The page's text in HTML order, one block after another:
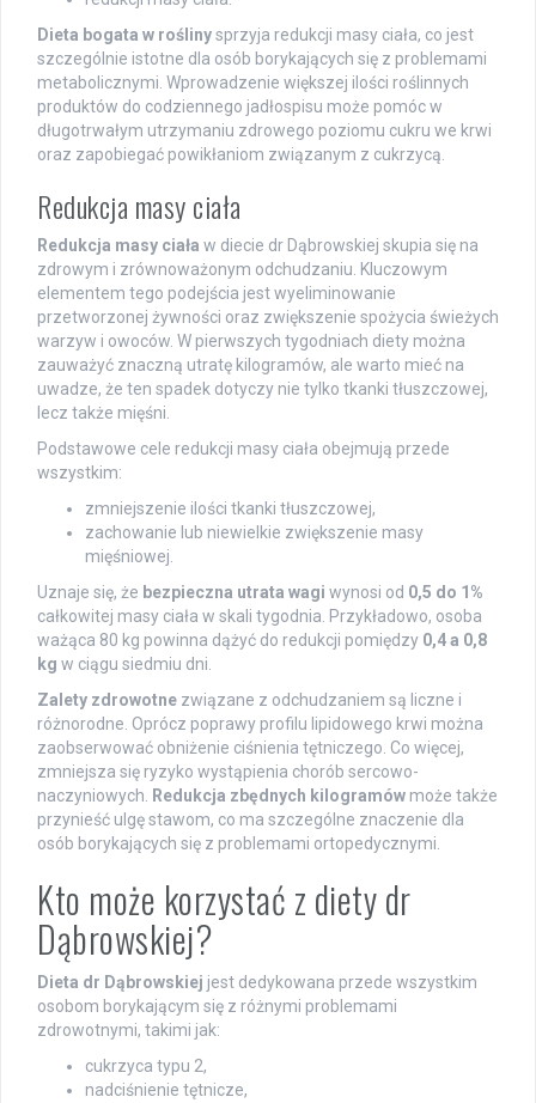
Dieta bogata w roślinysprzyja redukcji masy ciała, co jest
szczególnie istotne dla osób borykających się z problemami
metabolicznymi. Wprowadzenie większej ilości roślinnych
produktów do codziennego jadłospisu może pomóc w
długotrwałym utrzymaniu zdrowego poziomu cukru we krwi
oraz zapobiegać powikłaniom związanym z cukrzycą.
Redukcja masy ciała
Redukcja masy ciała w diecie dr Dąbrowskiej skupia się na
zdrowym i zrównoważonym odchudzaniu. Kluczowym
elementem tego podejścia jest wyeliminowanie
przetworzonej żywności oraz zwiększenie spożycia świeżych
warzyw i owoców. W pierwszych tygodniach diety można
zauważyć znaczną utratę kilogramów, ale warto mieć na
uwadze, że ten spadek dotyczy nie tylko tkanki tłuszczowej,
lecz także mięśni.
Podstawowe cele redukcji masy ciała obejmują przede
wszystkim:
zmniejszenie ilości tkanki tłuszczowej,
zachowanie lub niewielkie zwiększenie masy
mięśniowej.
Uznaje się, że bezpieczna utrata wagi wynosi od 0,5 do 1%
całkowitej masy ciała w skali tygodnia. Przykładowo, osoba
ważąca 80 kg powinna dążyć do redukcji pomiędzy 0,4 a 0,8
kg w ciągu siedmiu dni.
Zalety zdrowotne związane z odchudzaniem są liczne i
różnorodne. Oprócz poprawy profilu lipidowego krwi można
zaobserwować obniżenie ciśnienia tętniczego. Co więcej,
zmniejsza się ryzyko wystąpienia chorób sercowo-
naczyniowych.
Redukcja zbędnych kilogramów może także
przynieść ulgę stawom, co ma szczególne znaczenie dla
osób borykających się z problemami ortopedycznymi.
Kto może korzystać z diety dr
Dąbrowskiej?
Dieta dr Dąbrowskiej jest dedykowana przede wszystkim
osobom borykającym się z różnymi problemami
zdrowotnymi, takimi jak:
cukrzyca typu 2,
nadciśnienie tętnicze,